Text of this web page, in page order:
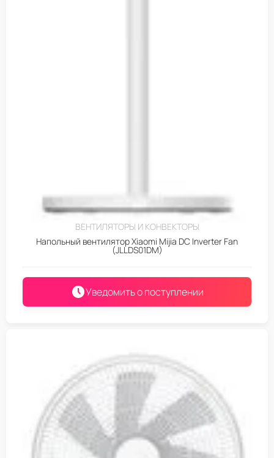
ВЕНТИЛЯТОРЫ И КОНВЕКТОРЫ
Напольный вентилятор Xiaomi Mijia DC Inverter Fan
(JLLDS01DM)
Уведомить о поступлении